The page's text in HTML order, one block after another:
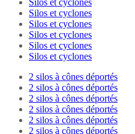
Silos et cyclones
Silos et cyclones
Silos et cyclones
Silos et cyclones
Silos et cyclones
2 silos à cônes déportés
2 silos à cônes déportés
2 silos à cônes déportés
2 silos à cônes déportés
2 silos à cônes déportés
2 silos à cônes déportés